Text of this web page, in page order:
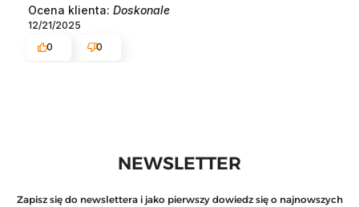
Ocena klienta: Doskonale
12/21/2025
0
0
NEWSLETTER
Zapisz się do newslettera i jako pierwszy dowiedz się o najnowszych